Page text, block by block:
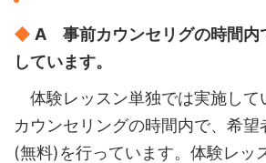
◆ A 事前カウンセリグの時間内
しています。
体験レッスン単独では実施して
カウンセリングの時間内で、希望
(無料)を行っています。体験レッ